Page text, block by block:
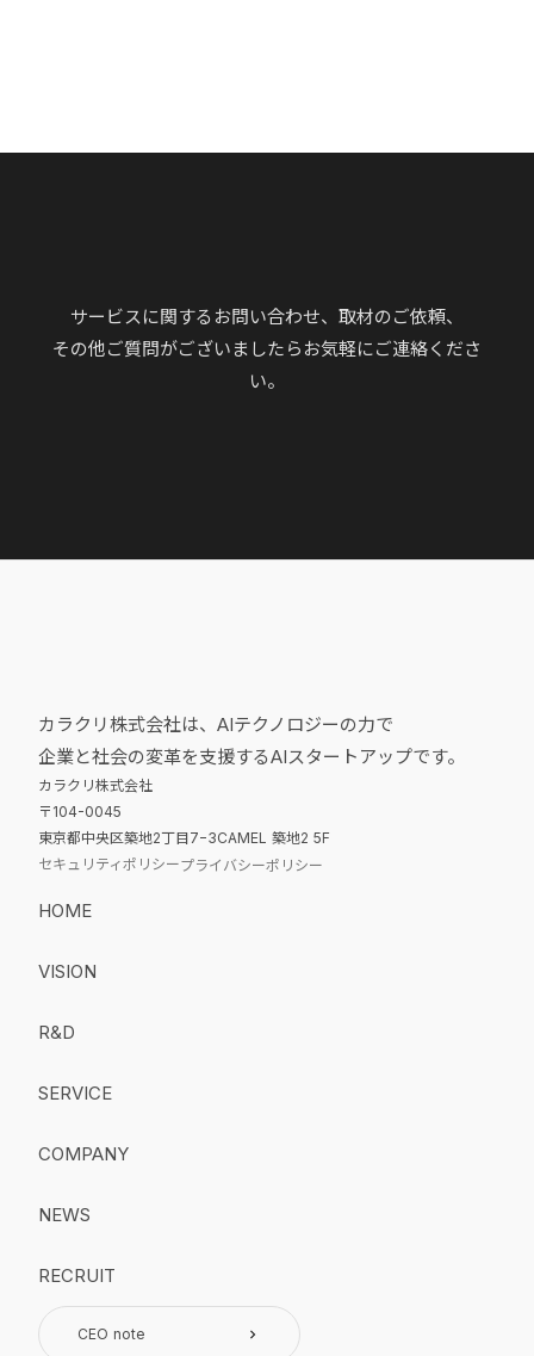
サービスに関するお問い合わせ、取材のご依頼、
その他ご質問がございましたらお気軽にご連絡くださ
い。
カラクリ株式会社は、AIテクノロジーの力で
企業と社会の変革を支援するAIスタートアップです。
カラクリ株式会社
〒104-0045
東京都中央区築地2丁目7−3CAMEL 築地2 5F
セキュリティポリシープライバシーポリシー
HOME
VISION
R&D
SERVICE
COMPANY
NEWS
RECRUIT
CEO note keyboard_arrow_right